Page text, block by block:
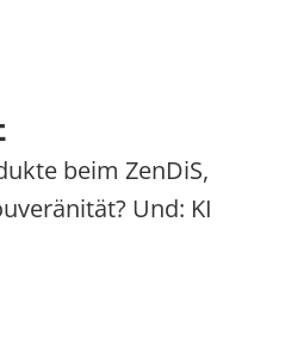
beim ZenDiS,
Und: KI